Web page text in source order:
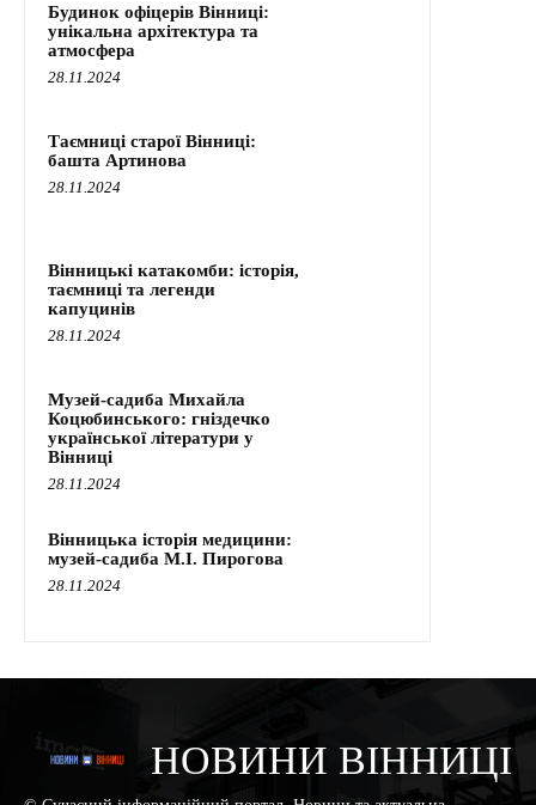
Будинок офіцерів Вінниці:
унікальна архітектура та
атмосфера
28.11.2024
Таємниці старої Вінниці:
башта Артинова
28.11.2024
Вінницькі катакомби: історія,
таємниці та легенди
капуцинів
28.11.2024
Музей-садиба Михайла
Коцюбинського: гніздечко
української літератури у
Вінниці
28.11.2024
Вінницька історія медицини:
музей-садиба М.І. Пирогова
28.11.2024
НОВИНИ ВІННИЦІ